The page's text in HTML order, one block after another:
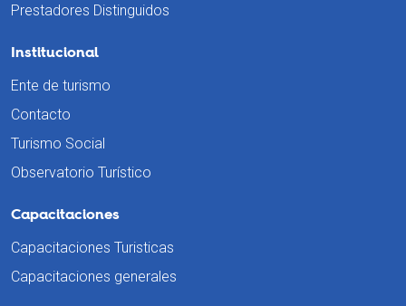
Prestadores Distinguidos
Institucional
Ente de turismo
Contacto
Turismo Social
Observatorio Turístico
Capacitaciones
Capacitaciones Turisticas
Capacitaciones generales